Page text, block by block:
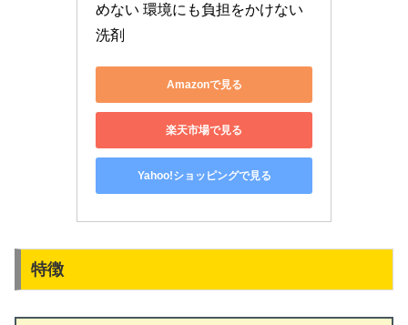
めない 環境にも負担をかけない
洗剤
Amazonで見る
楽天市場で見る
Yahoo!ショッピングで見る
特徴